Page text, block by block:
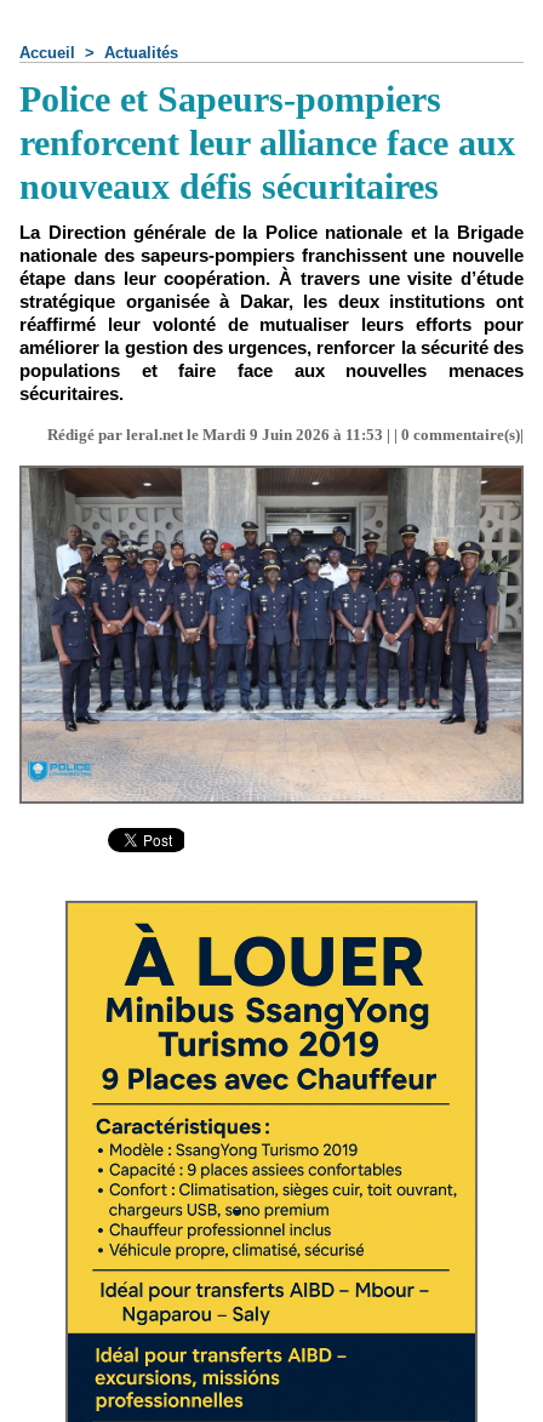
Accueil > Actualités
Police et Sapeurs-pompiers
renforcent leur alliance face aux
nouveaux défis sécuritaires
La Direction générale de la Police nationale et la Brigade
nationale des sapeurs-pompiers franchissent une nouvelle
étape dans leur coopération. À travers une visite d’étude
stratégique organisée à Dakar, les deux institutions ont
réaffirmé leur volonté de mutualiser leurs efforts pour
améliorer la gestion des urgences, renforcer la sécurité des
populations et faire face aux nouvelles menaces
sécuritaires.
Rédigé par leral.net le Mardi 9 Juin 2026 à 11:53 | | 0 commentaire(s)|